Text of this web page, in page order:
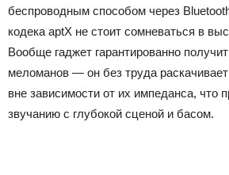
беспроводным способом через
кодека aptX не стоит сомневаться в
Вообще гаджет гарантированно
меломанов — он без труда
вне зависимости от их импеданса, что
звучанию с глубокой сценой и басом.